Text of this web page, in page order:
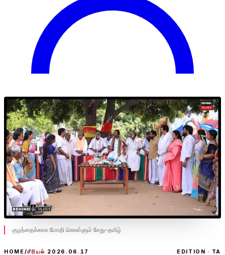
குழந்தைக்காக மோதி கொள்ளும் சேது-தமிழ்
HOME/சீரியல் 2026.06.17 EDITION · TA